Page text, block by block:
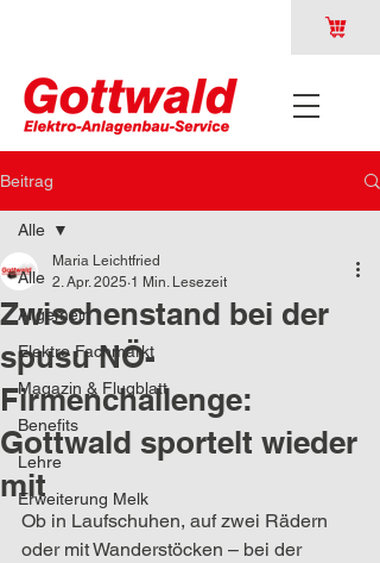
Beitrag
Alle
Allgemein
Elektro Fachmarkt
Magazin & Flugblatt
Benefits
Lehre
Erweiterung Melk
Alle
Zwischenstand bei der
spusu NÖ-
Firmenchallenge:
Gottwald sportelt wieder
mit
Maria Leichtfried
2. Apr. 2025 1 Min. Lesezeit
Ob in Laufschuhen, auf zwei Rädern
oder mit Wanderstöcken – bei der